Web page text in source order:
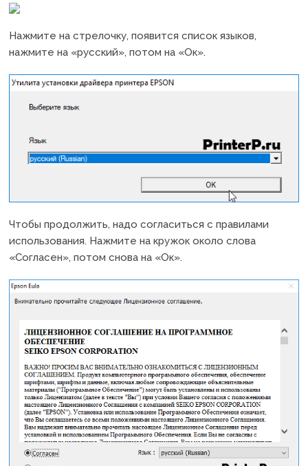
Нажмите на стрелочку, появится список языков,
нажмите на «русский», потом на «Ок».
Чтобы продолжить, надо согласиться с правилами
использования. Нажмите на кружок около слова
«Согласен», потом снова на «Ок».